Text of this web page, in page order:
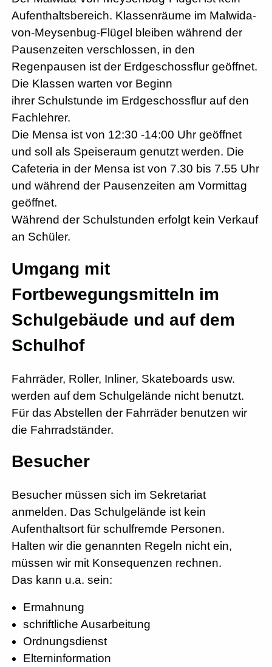
Aufenthaltsbereich. Klassenräume im Malwida-
von-Meysenbug-Flügel bleiben während der
Pausenzeiten verschlossen, in den
Regenpausen ist der Erdgeschossflur geöffnet.
Die Klassen warten vor Beginn
ihrer Schulstunde im Erdgeschossflur auf den
Fachlehrer.
Die Mensa ist von 12:30 -14:00 Uhr geöffnet
und soll als Speiseraum genutzt werden. Die
Cafeteria in der Mensa ist von 7.30 bis 7.55 Uhr
und während der Pausenzeiten am Vormittag
geöffnet.
Während der Schulstunden erfolgt kein Verkauf
an Schüler.
Umgang mit
Fortbewegungsmitteln im
Schulgebäude und auf dem
Schulhof
Fahrräder, Roller, Inliner, Skateboards usw.
werden auf dem Schulgelände nicht benutzt.
Für das Abstellen der Fahrräder benutzen wir
die Fahrradständer.
Besucher
Besucher müssen sich im Sekretariat
anmelden. Das Schulgelände ist kein
Aufenthaltsort für schulfremde Personen.
Halten wir die genannten Regeln nicht ein,
müssen wir mit Konsequenzen rechnen.
Das kann u.a. sein:
Ermahnung
schriftliche Ausarbeitung
Ordnungsdienst
Elterninformation